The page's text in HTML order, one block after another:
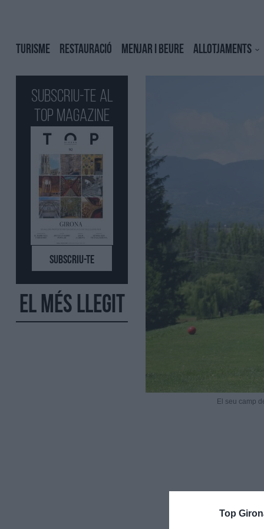
Top
TURISME RESTAURACIÓ MENJAR I BEURE ALLOTJAMENTS
Subscriu-te al
Top Magazine
SUBSCRIU-TE
El més llegit
El seu camp